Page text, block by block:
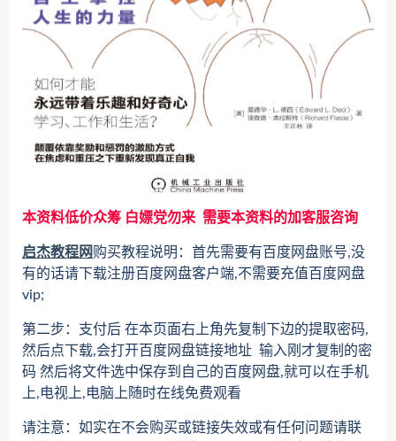
本资料低价众筹 白嫖党勿来 需要本资料的加客服咨询
启杰教程网购买教程说明：首先需要有百度网盘账号,没
有的话请下载注册百度网盘客户端,不需要充值百度网盘
vip;
第二步：支付后 在本页面右上角先复制下边的提取密码,
然后点下载,会打开百度网盘链接地址 输入刚才复制的密
码 然后将文件选中保存到自己的百度网盘,就可以在手机
上,电视上,电脑上随时在线免费观看
请注意：如实在不会购买或链接失效或有任何问题请联